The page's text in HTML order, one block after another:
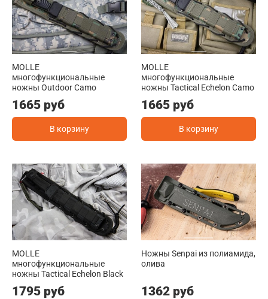
MOLLE
многофункциональные
ножны Outdoor Camo
1665 руб
В корзину
MOLLE
многофункциональные
ножны Tactical Echelon Camo
1665 руб
В корзину
MOLLE
многофункциональные
ножны Tactical Echelon Black
1795 руб
Ножны Senpai из полиамида,
олива
1362 руб